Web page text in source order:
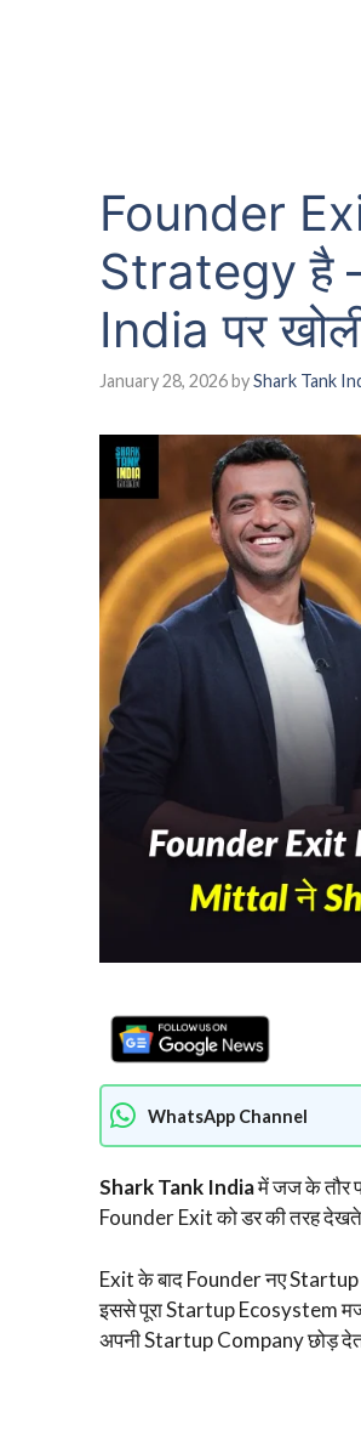
Founder
Strategy है
India पर
January 28, 2026byShark Tank
WhatsApp Channel
Shark Tank Indiaमें जज के तौर
Founder Exit को डर की तरह
Exit के बाद Founder नए Startup
इससे पूरा Startup Ecosystem
अपनी Startup Company छोड़